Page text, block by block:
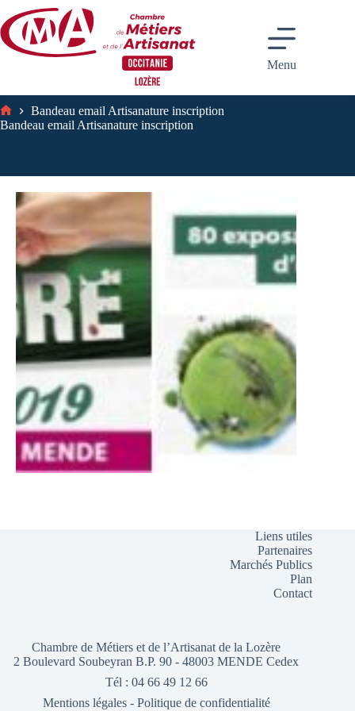
au
contenu
Menu
Accueil
Bandeau email Artisanature inscription
Bandeau email Artisanature inscription
Liens utiles
Partenaires
Marchés Publics
Plan
Contact
Chambre de Métiers et de l’Artisanat de la Lozère
2 Boulevard Soubeyran B.P. 90 - 48003 MENDE Cedex
Tél : 04 66 49 12 66
Mentions légales- Politique de confidentialité